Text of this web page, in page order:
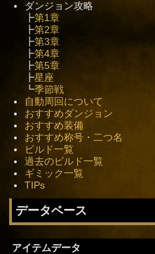
ダンジョン攻略
┣第1章
┣第2章
┣第3章
┣第4章
┣第5章
┣星座
┗季節戦
自動周回について
おすすめダンジョン
おすすめ装備
おすすめ称号・二つ名
ビルド一覧
過去のビルド一覧
ギミック一覧
TIPs
データベース
アイテムデータ